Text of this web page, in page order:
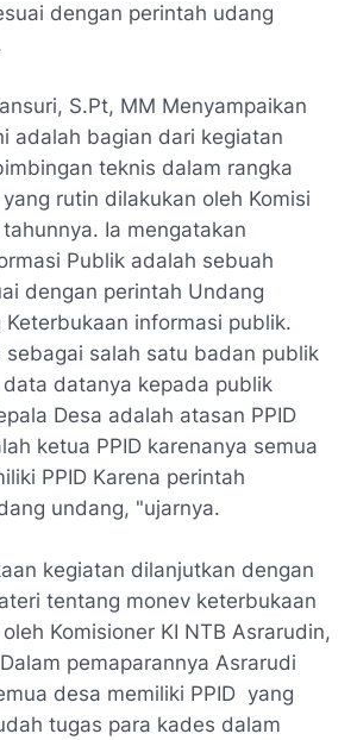
dengan perintah udang
S.Pt, MM Menyampaikan
adalah bagian dari kegiatan
teknis dalam rangka
rutin dilakukan oleh Komisi
Ia mengatakan
Publik adalah sebuah
dengan perintah Undang
informasi publik.
sebagai salah satu badan publik
datanya kepada publik
Desa adalah atasan PPID
ketua PPID karenanya semua
PPID Karena perintah
undang, "ujarnya.
kegiatan dilanjutkan dengan
tentang monev keterbukaan
Komisioner KI NTB Asrarudin,
pemaparannya Asrarudi
desa memiliki PPID yang
tugas para kades dalam